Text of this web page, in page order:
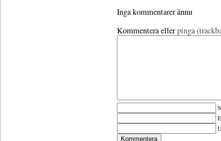
Inga kommentarer ännu
Kommentera ellerpinga